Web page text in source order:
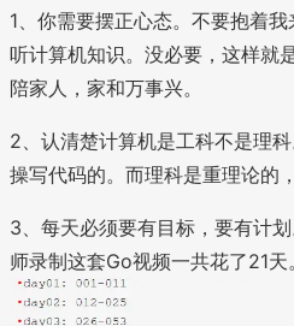
1、你需要摆正心态。不要抱着
听计算机知识。没必要，这样就
陪家人，家和万事兴。
2、认清楚计算机是工科不是理
操写代码的。而理科是重理论的
3、每天必须要有目标，要有计
师录制这套Go视频一共花了21天。